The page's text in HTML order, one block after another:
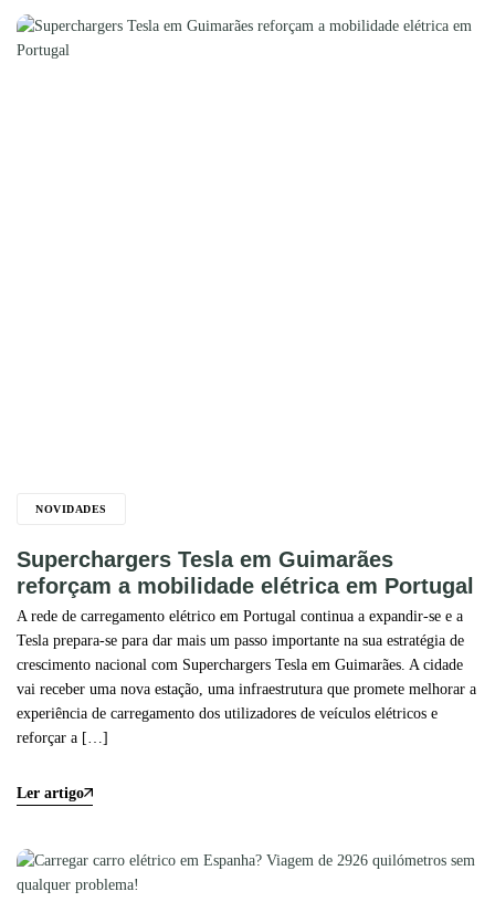
NOVIDADES
Superchargers Tesla em Guimarães
reforçam a mobilidade elétrica em Portugal
A rede de carregamento elétrico em Portugal continua a expandir-se e a
Tesla prepara-se para dar mais um passo importante na sua estratégia de
crescimento nacional com Superchargers Tesla em Guimarães. A cidade
vai receber uma nova estação, uma infraestrutura que promete melhorar a
experiência de carregamento dos utilizadores de veículos elétricos e
reforçar a […]
Ler artigo